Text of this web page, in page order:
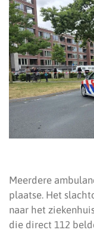
Meerdere
plaatse. Het
naar het
die direct 112